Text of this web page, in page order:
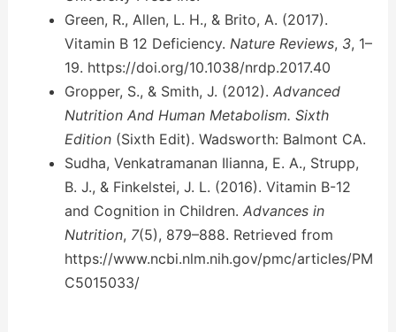
Green, R., Allen, L. H., & Brito, A. (2017).
Vitamin B 12 Deficiency. Nature Reviews, 3, 1–
19. https://doi.org/10.1038/nrdp.2017.40
Gropper, S., & Smith, J. (2012). Advanced
Nutrition And Human Metabolism. Sixth
Edition(Sixth Edit). Wadsworth: Balmont CA.
Sudha, Venkatramanan Ilianna, E. A., Strupp,
B. J., & Finkelstei, J. L. (2016). Vitamin B-12
and Cognition in Children. Advances in
Nutrition, 7(5), 879–888. Retrieved from
https://www.ncbi.nlm.nih.gov/pmc/articles/PM
C5015033/